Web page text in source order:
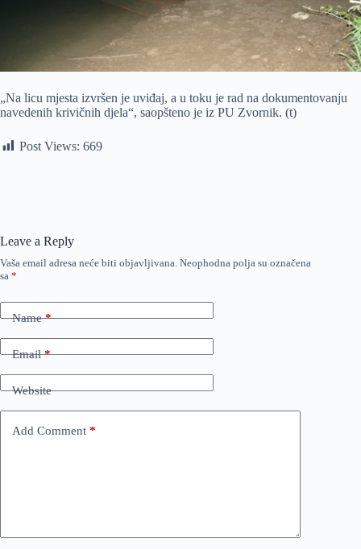
„Na licu mjesta izvršen je uviđaj, a u toku je rad na dokumentovanju
navedenih krivičnih djela“, saopšteno je iz PU Zvornik. (t)
Post Views: 669
Leave a Reply
Vaša email adresa neće biti objavljivana. Neophodna polja su označena
sa *
Name*
Email*
Website
Add Comment *